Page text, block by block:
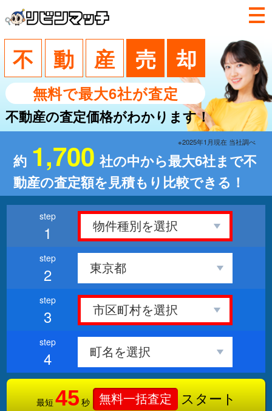
不 動 産 売 却
無料で最大6社が査定
不動産の査定価格がわかります！
約 1,700 社の中から最大6社まで不
動産の査定額を見積もり比較できる！
※2025年1月現在 当社調べ
1
2
3
4
最短 45 秒 無料一括査定 スタート